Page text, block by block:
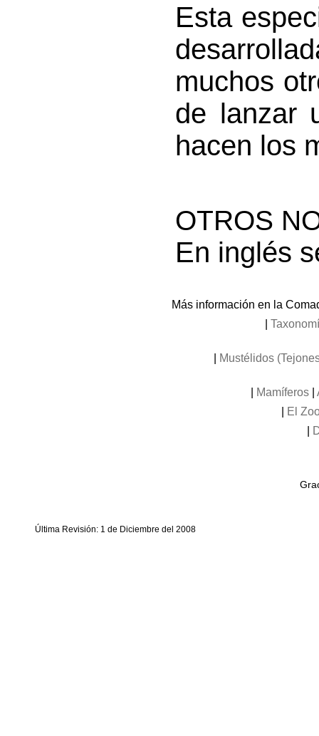
Esta
muchos
de lanzar
hacen los
OTROS
En inglés
Más información en la
Mustélidos
Mamíferos|
El
Última Revisión: 1 de Diciembre del 2008